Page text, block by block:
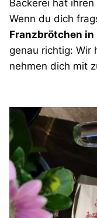
Bäckerei hat
Wenn du dich
Franzbrötchen in
genau richtig: Wir
nehmen dich mit